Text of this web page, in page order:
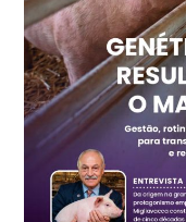
Trigo Atacado -
RS
R$ 1.314,40
t
Ovo Vermelho -
Vermelho
R$ 171,15
cx